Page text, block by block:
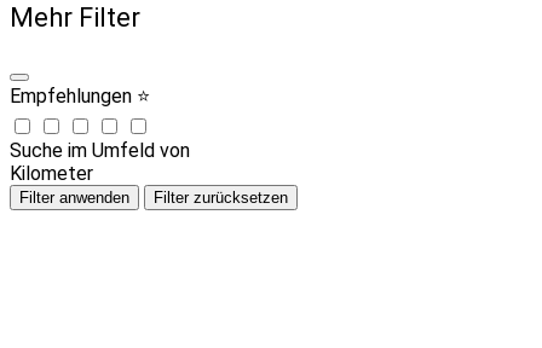
Mehr Filter
Empfehlungen ⭐
Suche im Umfeld von
Kilometer
Filter anwenden Filter zurücksetzen